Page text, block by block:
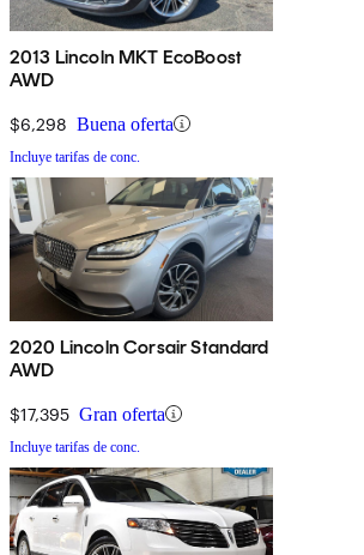
2013 Lincoln MKT EcoBoost
AWD
$6,298 Buena oferta
Incluye tarifas de conc.
2020 Lincoln Corsair Standard
AWD
$17,395 Gran oferta
Incluye tarifas de conc.